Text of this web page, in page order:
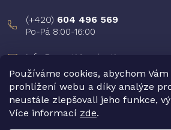
Používáme cookies, abychom
prohlížení webu a díky analýze
neustále zlepšovali jeho funkce,
Více informací zde.
(+420) 604 496 569
Po-Pá 8:00-16:00
info@prestigeselection.cz
Novinky na facebooku